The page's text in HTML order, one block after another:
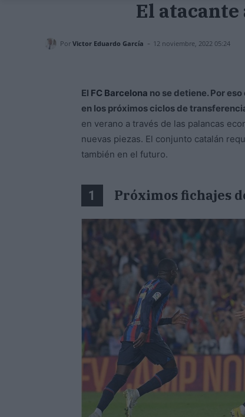
El
Por Victor Eduardo García - 12 noviembre, 2022 05:24
El FC Barcelona no se detiene. Por
en los próximos ciclos de
en verano a través de las palancas
nuevas piezas. El conjunto catalán
también en el futuro.
1 Próximos fichajes